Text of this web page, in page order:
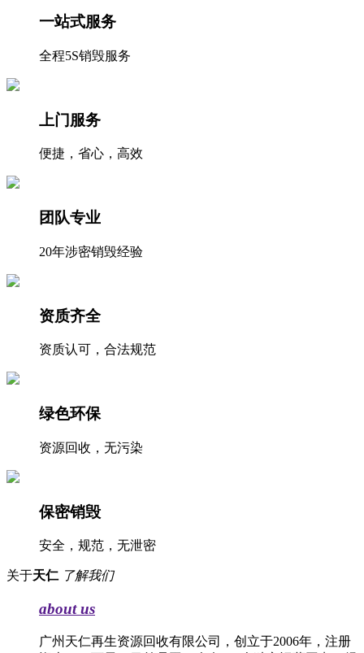
一站式服务
全程5S销毁服务
上门服务
便捷，省心，高效
团队专业
20年涉密销毁经验
资质齐全
资质认可，合法规范
绿色环保
资源回收，无污染
保密销毁
安全，规范，无泄密
关于天仁 了解我们
about us
广州天仁再生资源回收有限公司，创立于2006年，注册